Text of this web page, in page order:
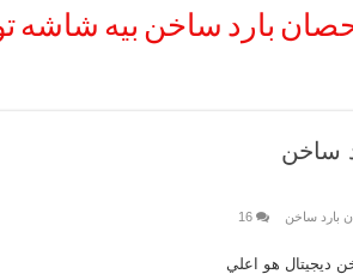
1.5 حصان بارد ساخن بيه
بارد ساخن
16
بارد ساخن ديجيتال هو اعلي